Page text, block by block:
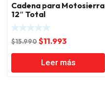
Cadena para Motosierra
12″ Total
$15.990El
precio
original
era:
$11.993
precio
actual
es:
Leer más